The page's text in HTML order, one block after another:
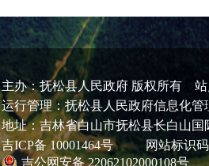
主办：抚松县人民政府 版权所有
运行管理：抚松县人民政府信息化
地址：吉林省白山市抚松县长白山国
吉ICP备 10001464号
网站标识码
吉公网安备 22062102000108号